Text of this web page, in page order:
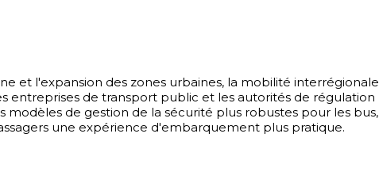
et l'expansion des zones urbaines, la mobilité interrégionale
entreprises de transport public et les autorités de régulation
de gestion de la sécurité plus robustes pour les bus,
une expérience d'embarquement plus pratique.